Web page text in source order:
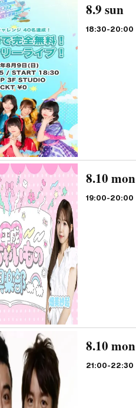
8.9 sun
18:30-20:00
8.10 mon
19:00-20:00
8.10 mon
21:00-22:30